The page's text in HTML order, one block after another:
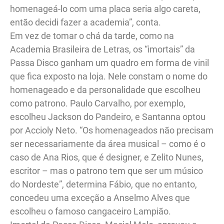
homenageá-lo com uma placa seria algo careta,
então decidi fazer a academia”, conta.
Em vez de tomar o chá da tarde, como na
Academia Brasileira de Letras, os “imortais” da
Passa Disco ganham um quadro em forma de vinil
que fica exposto na loja. Nele constam o nome do
homenageado e da personalidade que escolheu
como patrono. Paulo Carvalho, por exemplo,
escolheu Jackson do Pandeiro, e Santanna optou
por Accioly Neto. “Os homenageados não precisam
ser necessariamente da área musical – como é o
caso de Ana Rios, que é designer, e Zelito Nunes,
escritor – mas o patrono tem que ser um músico
do Nordeste”, determina Fábio, que no entanto,
concedeu uma exceção a Anselmo Alves que
escolheu o famoso cangaceiro Lampião.